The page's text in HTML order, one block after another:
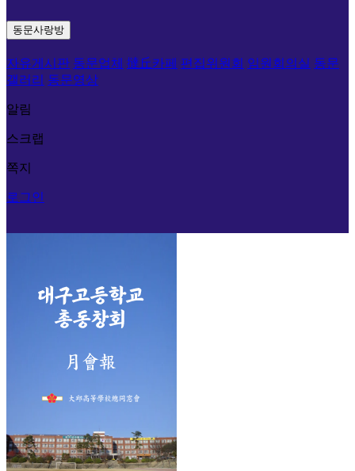
동문사랑방
자유게시판 동문업체 撻丘카페 편집위원회 임원회의실 동문
갤러리 동문영상
알림
스크랩
쪽지
로그인